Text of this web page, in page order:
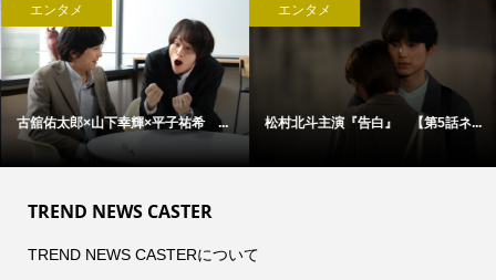
エンタメ
古舘佑太郎×山下幸輝×平子祐希 ...
エンタメ
松村北斗主演『告白』 【第5話ネ...
TREND NEWS CASTER
TREND NEWS CASTERについて